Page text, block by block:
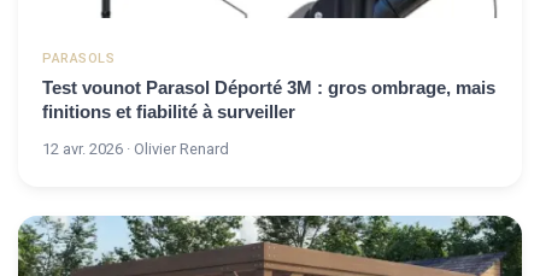
PARASOLS
Test vounot Parasol Déporté 3M : gros ombrage, mais
finitions et fiabilité à surveiller
12 avr. 2026 · Olivier Renard